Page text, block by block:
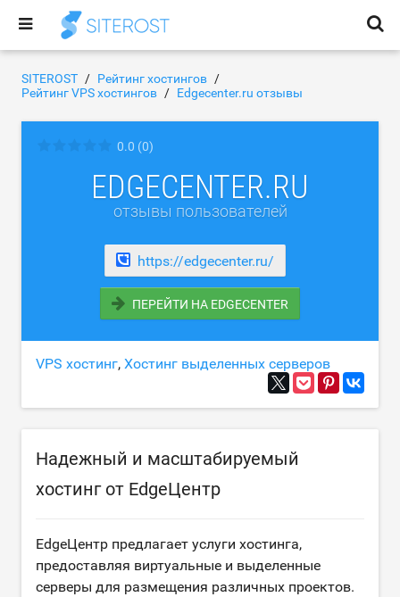
SITEROST
Рейтинг хостингов
Рейтинг VPS хостингов
Edgecenter.ru отзывы
0.0 (0)
EDGECENTER.RU
отзывы пользователей
https://edgecenter.ru/
ПЕРЕЙТИ НА EDGECENTER
VPS хостинг, Хостинг выделенных серверов
Надежный и масштабируемый
хостинг от EdgeЦентр
EdgeЦентр предлагает услуги хостинга,
предоставляя виртуальные и выделенные
серверы для размещения различных проектов.